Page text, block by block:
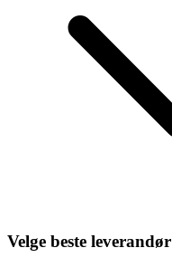
Velge beste leverandør